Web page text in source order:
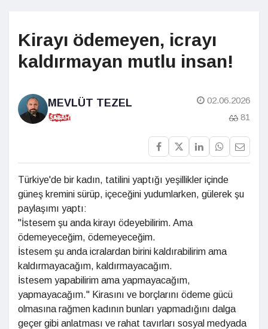
Kirayı ödemeyen, icrayı
kaldırmayan mutlu insan!
MEVLÜT TEZEL
02.06.2026
81
Türkiye'de bir kadın, tatilini yaptığı yeşillikler içinde
güneş kremini sürüp, içeceğini yudumlarken, gülerek şu
paylaşımı yaptı:
"İstesem şu anda kirayı ödeyebilirim. Ama
ödemeyeceğim, ödemeyeceğim.
İstesem şu anda icralardan birini kaldırabilirim ama
kaldırmayacağım, kaldırmayacağım.
İstesem yapabilirim ama yapmayacağım,
yapmayacağım." Kirasını ve borçlarını ödeme gücü
olmasına rağmen kadının bunları yapmadığını dalga
geçer gibi anlatması ve rahat tavırları sosyal medyada